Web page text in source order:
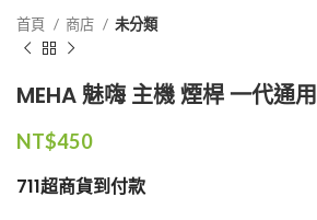
首頁 商店 未分類
MEHA 魅嗨 主機 煙桿 一代通用
NT$450
711超商貨到付款